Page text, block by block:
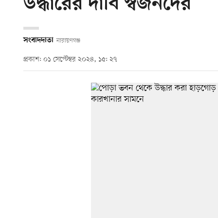
উদ্ধারের দাবি স্বজনদের
সংবাদদাতা নারায়ণগঞ্জ
প্রকাশ: ০১ সেপ্টেম্বর ২০২৪, ১৫: ২৭